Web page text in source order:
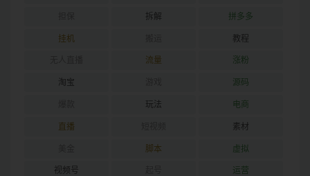
拆解 拼多多
挂机 教程
流量 涨粉
淘宝 源码
玩法 电商
直播 素材
脚本 虚拟
视频号 运营